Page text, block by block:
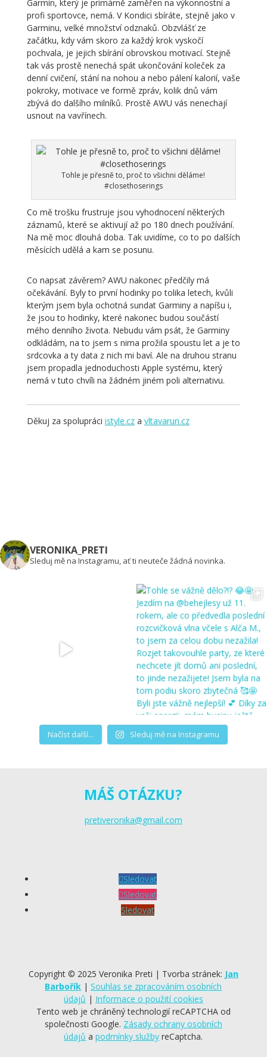
Garmin, který je primárně zaměřen na výkonnostní a
profi sportovce, nemá. V Kondici sbíráte, stejně jako v
Garminu, velké množství odznaků. Obzvlášť ze
začátku, kdy vám skoro za každý krok vyskočí
pochvala, je jejich sbírání obrovskou motivací. Stejně
tak vás prostě nenechá spát ukončování koleček za
denní cvičení, stání na nohou a nebo pálení kalorií, vaše
pokroky, motivace ve formě zpráv, kolik dnů vám
zbývá do dalšího milníků. Prostě AWU vás nenechají
usnout na vavřínech.
Tohle je přesně to, proč to všichni děláme!
#closethoserings
Co mě trošku frustruje jsou vyhodnocení některých
záznamů, které se aktivují až po 180 dnech používání.
Na mě moc dlouhá doba. Tak uvidíme, co to po dalších
měsících udělá a kam se posunu.
Co napsat závěrem? AWU nakonec předčily má
očekávání. Byly to první hodinky po tolika letech, kvůli
kterým jsem byla ochotná sundat Garminy a napíšu i,
že jsou to hodinky, které nakonec budou součástí
mého denního života. Nebudu vám psát, že Garminy
odkládám, na to jsem s nima prožila spoustu let a je to
srdcovka a ty data z nich mi baví. Ale na druhou stranu
jsem propadla jednoduchosti Apple systému, který
nemá v tuto chvíli na žádném jiném poli alternativu.
Děkuj za spolupráci istyle.cza vltavarun.cz
VERONIKA_PRETI
Sleduj mě na Instagramu, ať ti neuteče žádná novinka.
Načíst další... Sleduj mě na Instagramu
MÁŠ OTÁZKU?
pretiveronika@gmail.com
Sledovat
Sledovat
Sledovat
Copyright © 2025 Veronika Preti | Tvorba stránek: Jan
Barbořík |Souhlas se zpracováním osobních
údajů | Informace o použití cookies
Tento web je chráněný technologií reCAPTCHA od
společnosti Google. Zásady ochrany osobních
údajů apodmínky služby reCaptcha.